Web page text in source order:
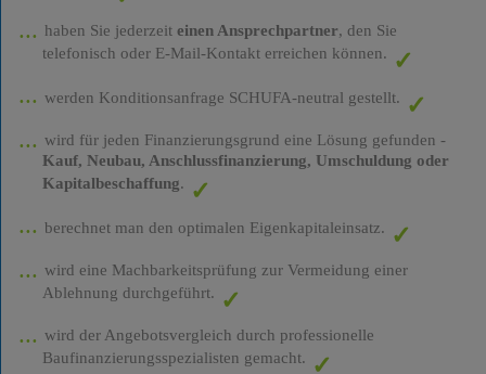
haben Sie jederzeit einen Ansprechpartner, den Sie
telefonisch oder E-Mail-Kontakt erreichen können.
werden Konditionsanfrage SCHUFA-neutral gestellt.
wird für jeden Finanzierungsgrund eine Lösung gefunden -
Kauf, Neubau, Anschlussfinanzierung, Umschuldung oder
Kapitalbeschaffung.
berechnet man den optimalen Eigenkapitaleinsatz.
wird eine Machbarkeitsprüfung zur Vermeidung einer
Ablehnung durchgeführt.
wird der Angebotsvergleich durch professionelle
Baufinanzierungsspezialisten gemacht.